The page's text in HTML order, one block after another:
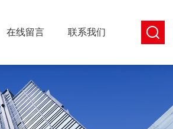
在线留言 联系我们